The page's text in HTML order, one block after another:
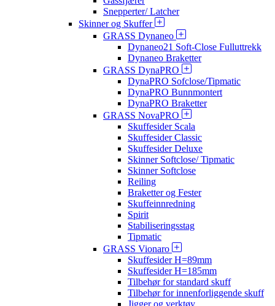
Snepperter/ Latcher
Skinner og Skuffer
GRASS Dynaneo
Dynaneo21 Soft-Close Fulluttrekk
Dynaneo Braketter
GRASS DynaPRO
DynaPRO Sofclose/Tipmatic
DynaPRO Bunnmontert
DynaPRO Braketter
GRASS NovaPRO
Skuffesider Scala
Skuffesider Classic
Skuffesider Deluxe
Skinner Softclose/ Tipmatic
Skinner Softclose
Reiling
Braketter og Fester
Skuffeinnredning
Spirit
Stabiliseringsstag
Tipmatic
GRASS Vionaro
Skuffesider H=89mm
Skuffesider H=185mm
Tilbehør for standard skuff
Tilbehør for innenforliggende skuff
Jigger og verktøy